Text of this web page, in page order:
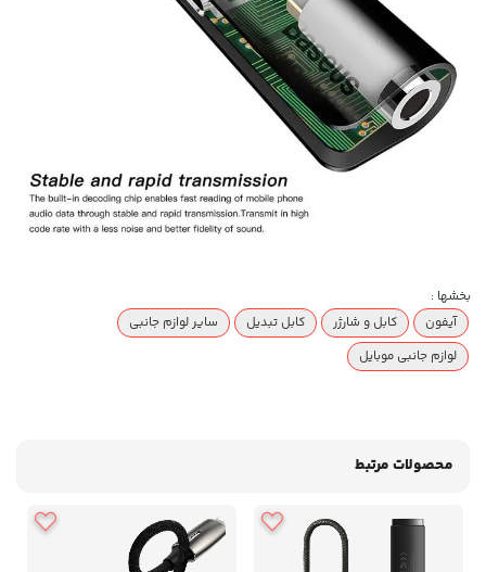
بخشها :
آیفون
کابل و شارژر کابل تبدیل
سایر لوازم جانبی
لوازم جانبی موبایل
محصولات مرتبط